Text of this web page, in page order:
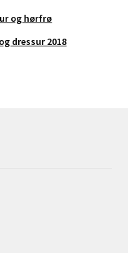
og hørfrø
dressur 2018